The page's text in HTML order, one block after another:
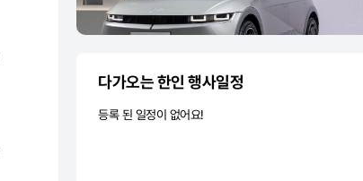
다가오는 한인 행사일정
등록 된 일정이 없어요!